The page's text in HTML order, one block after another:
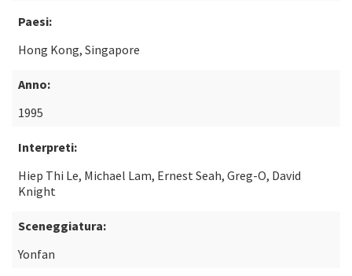
Paesi:
Hong Kong, Singapore
Anno:
1995
Interpreti:
Hiep Thi Le, Michael Lam, Ernest Seah, Greg-O, David
Knight
Sceneggiatura:
Yonfan